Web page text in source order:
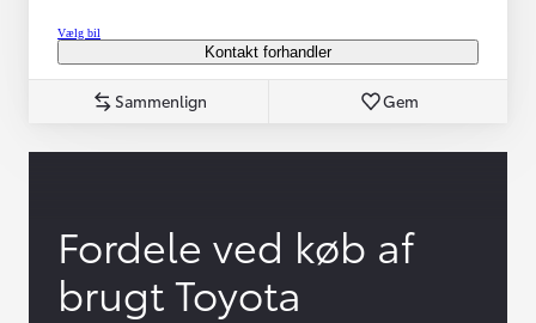
Vælg bil
Kontakt forhandler
Sammenlign Gem
Fordele ved køb af
brugt Toyota